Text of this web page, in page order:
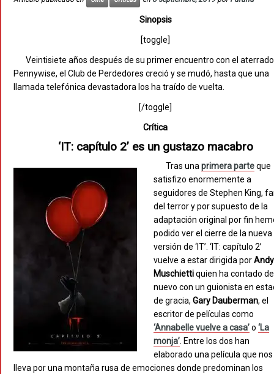
Sinopsis
[toggle]
Veintisiete años después de su primer encuentro con el
Pennywise, el Club de Perdedores creció y se mudó, hasta que una
llamada telefónica devastadora los ha traído de vuelta.
[/toggle]
Crítica
‘IT: capítulo 2’ es un gustazo macabro
Tras unaprimera parteque
satisfizo enormemente a
seguidores de Stephen King,
del terror y por supuesto de la
adaptación original por fin
podido ver el cierre de la nueva
versión de ‘IT’. ‘IT: capítulo 2’
vuelve a estar dirigida porAndy
Muschiettiquien ha contado de
nuevo con un guionista en
de gracia,Gary Dauberman, el
escritor de películas como
‘Annabelle vuelve a casa’o‘La
monja’. Entre los dos han
elaborado una película que nos
lleva por una montaña rusa de emociones donde predominan los